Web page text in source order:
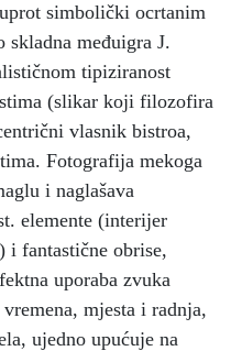
simbolički ocrtanim
skladna međuigra J.
tipiziranost
(slikar koji filozofira
vlasnik bistroa,
Fotografija mekoga
i naglašava
elemente (interijer
i fantastične obrise,
uporaba zvuka
mjesta i radnja,
ujedno upućuje na